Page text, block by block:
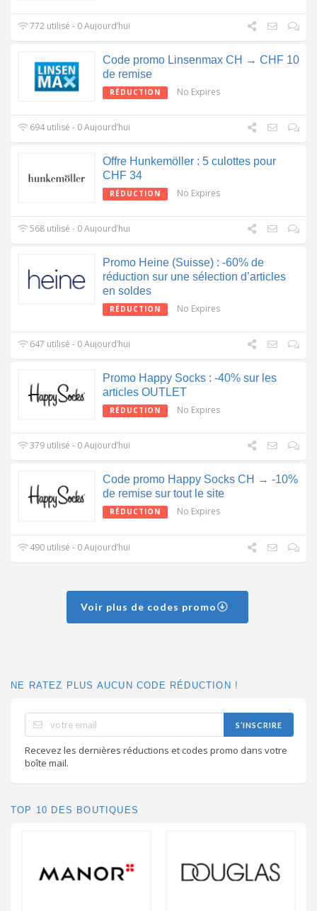
772 utilisé - 0 Aujourd’hui
Code promo Linsenmax CH → CHF 10
de remise
RÉDUCTION No Expires
694 utilisé - 0 Aujourd’hui
Offre Hunkemöller : 5 culottes pour
CHF 34
RÉDUCTION No Expires
568 utilisé - 0 Aujourd’hui
Promo Heine (Suisse) : -60% de
réduction sur une sélection d’articles
en soldes
RÉDUCTION No Expires
647 utilisé - 0 Aujourd’hui
Promo Happy Socks : -40% sur les
articles OUTLET
RÉDUCTION No Expires
379 utilisé - 0 Aujourd’hui
Code promo Happy Socks CH → -10%
de remise sur tout le site
RÉDUCTION No Expires
490 utilisé - 0 Aujourd’hui
Voir plus de codes promo
NE RATEZ PLUS AUCUN CODE RÉDUCTION !
S’INSCRIRE
Recevez les dernières réductions et codes promo dans votre
boîte mail.
TOP 10 DES BOUTIQUES